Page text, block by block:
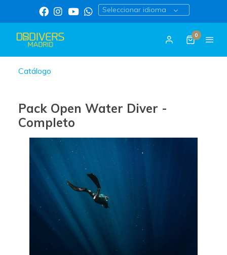
Seleccionar idioma
0
Catálogo
Pack Open Water Diver -
Completo